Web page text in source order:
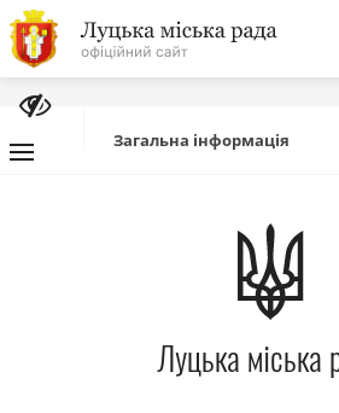
На
головну
Про місто
Міська влада
Міська рада
Загальна інформація
Луцька міська